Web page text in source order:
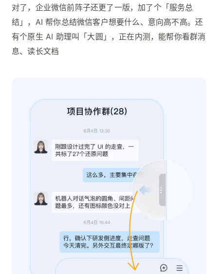
对了，企业微信前阵子还更了一版，加了个「服务总
结」，AI 帮你总结微信客户想要什么、意向高不高。还
有个原生 AI 助理叫「大圆」，正在内测，能帮你看群消
息、读长文档